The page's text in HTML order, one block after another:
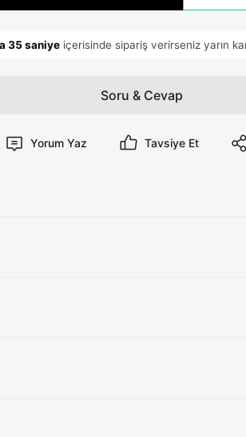
Soru & Cevap
Yorum Yaz Tavsiye Et